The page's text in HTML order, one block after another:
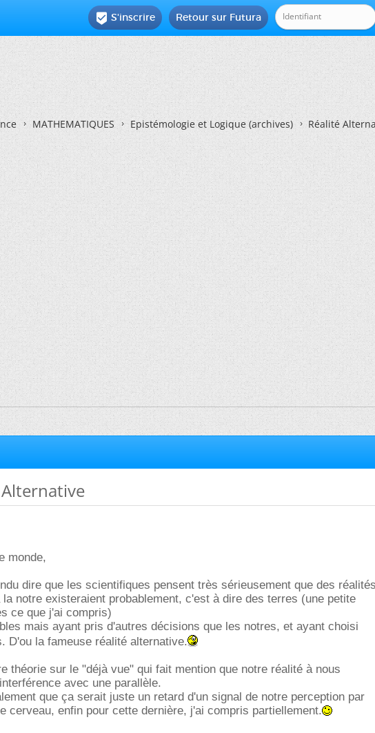
Retour sur Futura
 S'inscrire
MATHEMATIQUES Epistémologie et Logique (archives) Réalité
monde,
dire que les scientifiques pensent très sérieusement que des réalités
notre existeraient probablement, c'est à dire des terres (une petite
ce que j'ai compris)
mais ayant pris d'autres décisions que les notres, et ayant choisi
D'ou la fameuse réalité alternative.
théorie sur le "déjà vue" qui fait mention que notre réalité à nous
avec une parallèle.
que ça serait juste un retard d'un signal de notre perception par
cerveau, enfin pour cette dernière, j'ai compris partiellement.